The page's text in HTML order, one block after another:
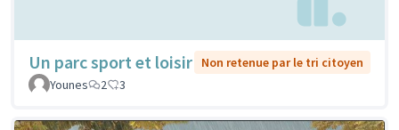
Un parc sport et loisir
Non retenue par le tri citoyen
Younes
2 3